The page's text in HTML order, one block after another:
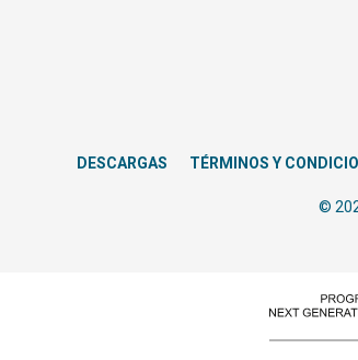
DESCARGAS TÉRMINOS Y
©